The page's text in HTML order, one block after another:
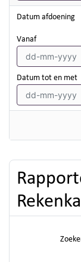
Datum afdoening
vanaf
Datum tot en met